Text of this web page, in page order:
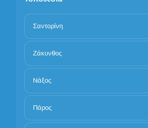
Σαντορίνη
Ζάκυνθος
Νάξος
Πάρος